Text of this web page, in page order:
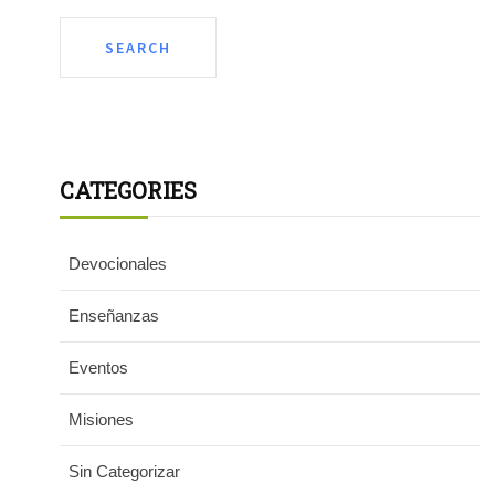
CATEGORIES
Devocionales
Enseñanzas
Eventos
Misiones
Sin Categorizar